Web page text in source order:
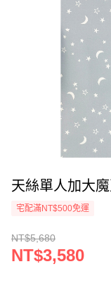
天絲單人加大
宅配滿NT$500免運
NT$5,680
NT$3,580